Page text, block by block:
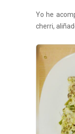
Yo he
cherri,